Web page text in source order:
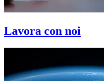
Lavora con noi